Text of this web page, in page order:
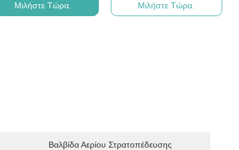
Μιλήστε Τώρα. Μιλήστε Τώρα.
Βαλβίδα Αερίου Στρατοπέδευσης